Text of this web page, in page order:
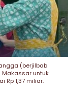
(berjilbab
Makassar untuk
Rp 1,37 miliar.